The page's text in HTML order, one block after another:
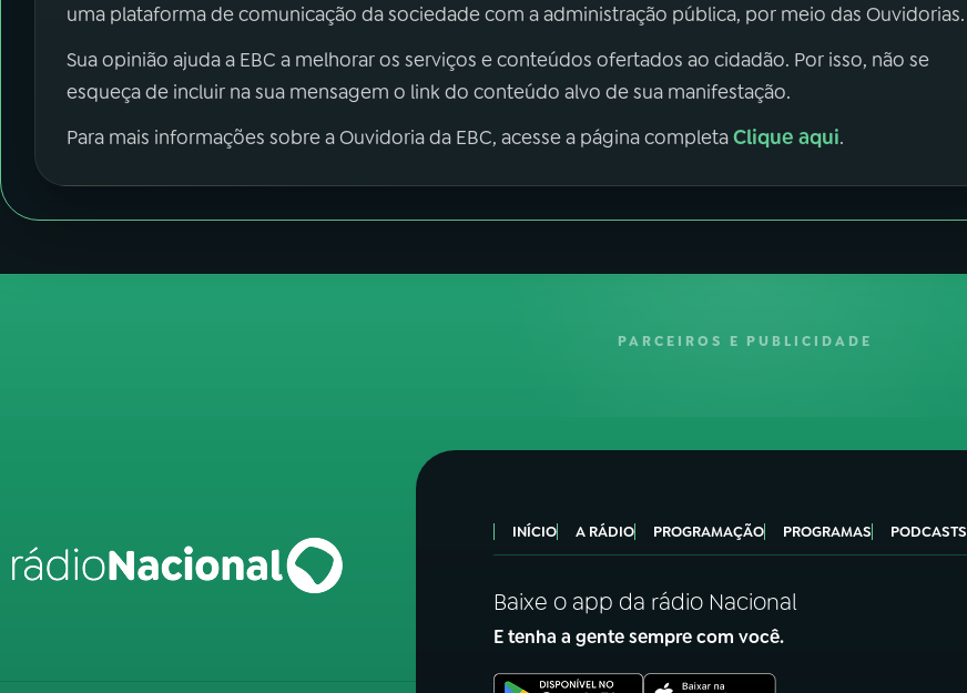
uma plataforma de comunicação da sociedade com a administração pública, por meio das Ouvidorias.
Sua opinião ajuda a EBC a melhorar os serviços e conteúdos ofertados ao cidadão. Por isso, não se
esqueça de incluir na sua mensagem o link do conteúdo alvo de sua manifestação.
Para mais informações sobre a Ouvidoria da EBC, acesse a página completaClique aqui.
PARCEIROS E PUBLICIDADE
INÍCIO A RÁDIO PROGRAMAÇÃO PROGRAMAS PODCASTS
Baixe o app da rádio Nacional
E tenha a gente sempre com você.